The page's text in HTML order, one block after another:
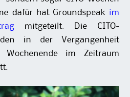
dafür hat Groundspeak im
mitgeteilt. Die CITO-
in der Vergangenheit
im Zeitraum